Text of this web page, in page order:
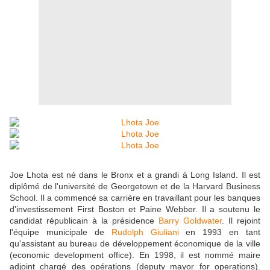
Joe Lhota est né dans le Bronx et a grandi à Long Island. Il est
diplômé de l'université de Georgetown et de la Harvard Business
School. Il a commencé sa carrière en travaillant pour les banques
d'investissement First Boston et Paine Webber. Il a soutenu le
candidat républicain à la présidence Barry Goldwater. Il rejoint
l'équipe municipale de Rudolph Giulianien 1993 en tant
qu'assistant au bureau de développement économique de la ville
(economic development office). En 1998, il est nommé maire
adjoint chargé des opérations (deputy mayor for operations).